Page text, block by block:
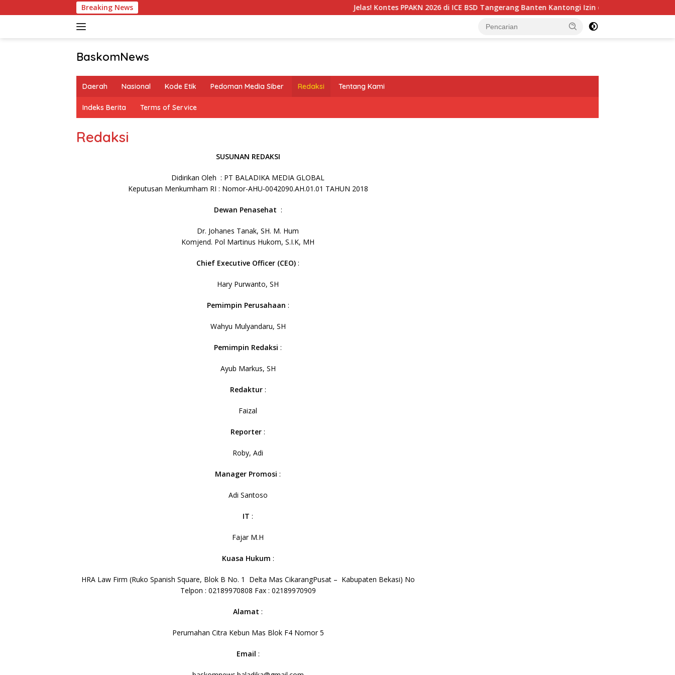
ke
Breaking News Jelas! Kontes PPAKN 2026 di ICE BSD Tangerang Banten Kantongi Izin dari Polri
BaskomNews
Berita,
dan
Daerah Nasional Kode Etik Pedoman Media Siber Redaksi Tentang Kami
Indeks Berita Terms of Service
Redaksi
SUSUNAN REDAKSI
Didirikan Oleh : PT BALADIKA MEDIA GLOBAL
Keputusan Menkumham RI : Nomor-AHU-0042090.AH.01.01 TAHUN 2018
Dewan Penasehat :
Dr. Johanes Tanak, SH. M. Hum
Komjend. Pol Martinus Hukom, S.I.K, MH
Chief Executive Officer (CEO) :
Hary Purwanto, SH
Pemimpin Perusahaan :
Wahyu Mulyandaru, SH
Pemimpin Redaksi :
Ayub Markus, SH
Redaktur :
Faizal
Reporter:
Roby, Adi
Manager Promosi:
Adi Santoso
IT :
Fajar M.H
Kuasa Hukum :
HRA Law Firm (Ruko Spanish Square, Blok B No. 1 Delta Mas CikarangPusat – Kabupaten Bekasi) No
Telpon : 02189970808 Fax : 02189970909
Alamat:
Perumahan Citra Kebun Mas Blok F4 Nomor 5
Email :